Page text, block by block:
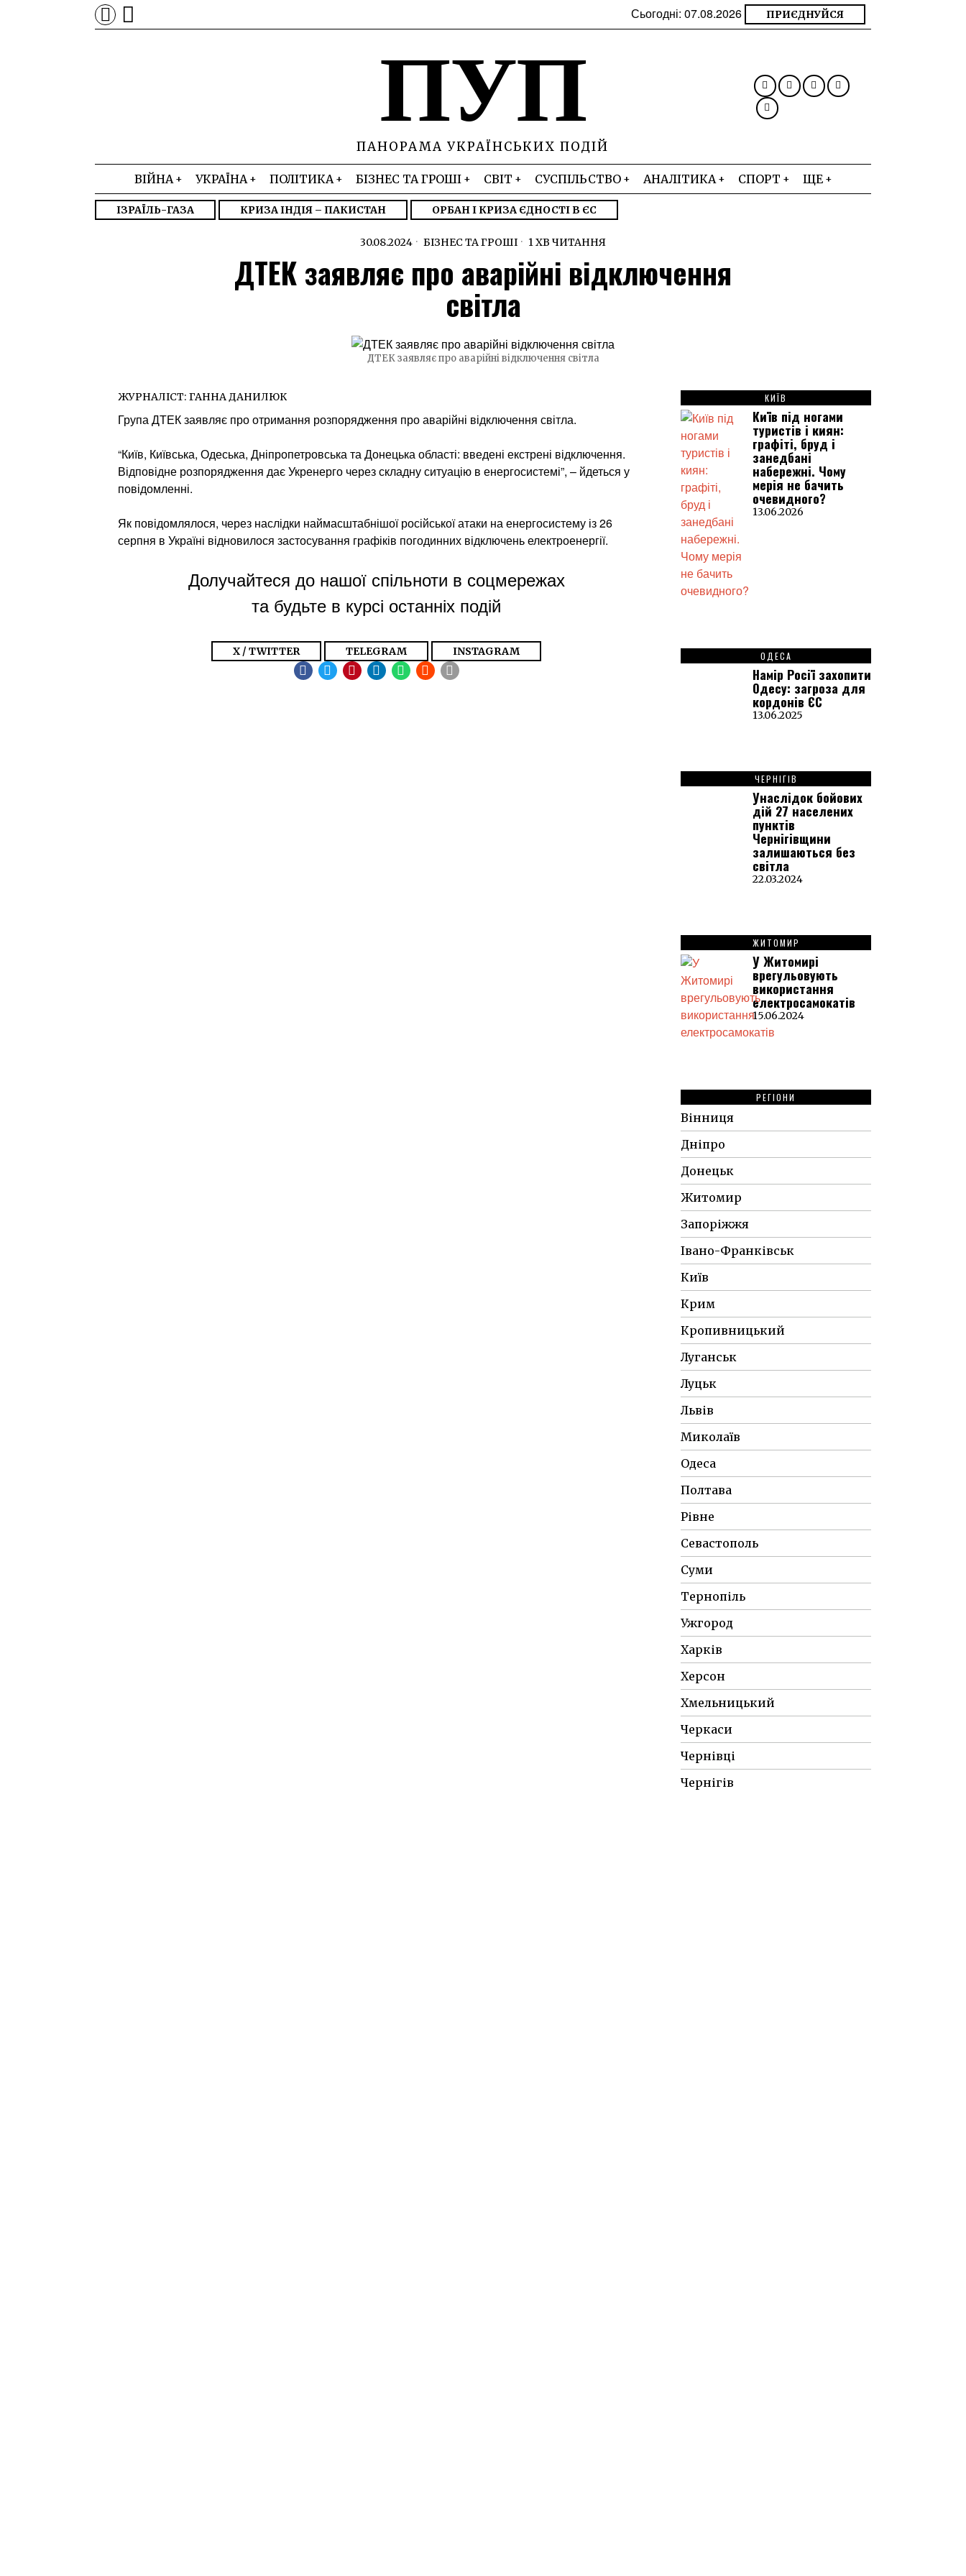
Сьогодні: 07.08.2026 ПРИЄДНУЙСЯ
ПУП
ПАНОРАМА УКРАЇНСЬКИХ ПОДІЙ
ВІЙНА УКРАЇНА ПОЛІТИКА БІЗНЕС ТА ГРОШІ СВІТ СУСПІЛЬСТВО АНАЛІТИКА СПОРТ ЩЕ
ІЗРАЇЛЬ-ГАЗА КРИЗА ІНДІЯ – ПАКИСТАН ОРБАН І КРИЗА ЄДНОСТІ В ЄС
30.08.2024 БІЗНЕС ТА ГРОШІ 1 ХВ ЧИТАННЯ
ДТЕК заявляє про аварійні відключення
світла
ДТЕК заявляє про аварійні відключення світла
ЖУРНАЛІСТ: ГАННА ДАНИЛЮК
Група ДТЕК заявляє про отримання розпорядження про аварійні відключення світла.
“Київ, Київська, Одеська, Дніпропетровська та Донецька області: введені екстрені відключення.
Відповідне розпорядження дає Укренерго через складну ситуацію в енергосистемі”, – йдеться у
повідомленні.
Як повідомлялося, через наслідки наймасштабнішої російської атаки на енергосистему із 26
серпня в Україні відновилося застосування графіків погодинних відключень електроенергії.
Долучайтеся до нашої спільноти в соцмережах
та будьте в курсі останніх подій
X / TWITTER TELEGRAM INSTAGRAM
КИЇВ
Київ під ногами
туристів і киян:
графіті, бруд і
занедбані
набережні. Чому
мерія не бачить
очевидного?
13.06.2026
ОДЕСА
Намір Росії захопити
Одесу: загроза для
кордонів ЄС
13.06.2025
ЧЕРНІГІВ
Унаслідок бойових
дій 27 населених
пунктів
Чернігівщини
залишаються без
світла
22.03.2024
ЖИТОМИР
У Житомирі
врегульовують
використання
електросамокатів
15.06.2024
РЕГІОНИ
Вінниця
Дніпро
Донецьк
Житомир
Запоріжжя
Івано-Франківськ
Київ
Крим
Кропивницький
Луганськ
Луцьк
Львів
Миколаїв
Одеса
Полтава
Рівне
Севастополь
Суми
Тернопіль
Ужгород
Харків
Херсон
Хмельницький
Черкаси
Чернівці
Чернігів